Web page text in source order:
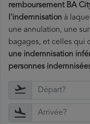
remboursement BA
l'indemnisation à
une annulation, une
bagages, et celles qui
une indemnisation
personnes